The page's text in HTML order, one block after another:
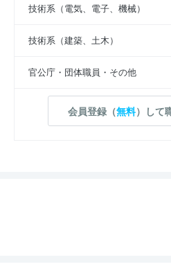
技術系（電気、電子、機械）
技術系（建築、土木）
官公庁・団体職員・その他
会員登録（無料）して